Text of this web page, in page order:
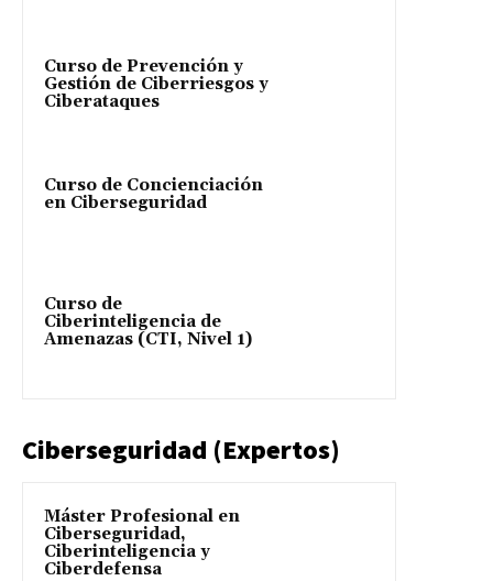
Curso de Prevención y
Gestión de Ciberriesgos y
Ciberataques
Curso de Concienciación
en Ciberseguridad
Curso de
Ciberinteligencia de
Amenazas (CTI, Nivel 1)
Ciberseguridad (Expertos)
Máster Profesional en
Ciberseguridad,
Ciberinteligencia y
Ciberdefensa